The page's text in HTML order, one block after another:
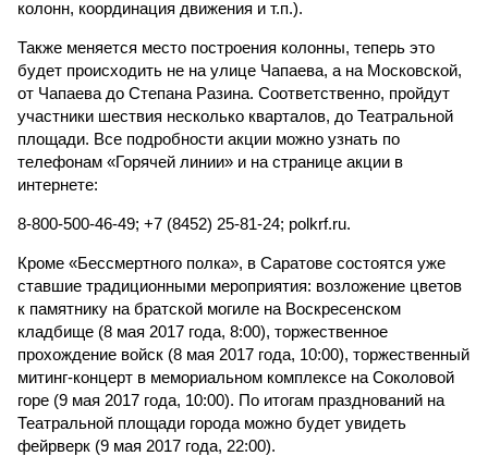
колонн, координация движения и т.п.).
Также меняется место построения колонны, теперь это
будет происходить не на улице Чапаева, а на Московской,
от Чапаева до Степана Разина. Соответственно, пройдут
участники шествия несколько кварталов, до Театральной
площади. Все подробности акции можно узнать по
телефонам «Горячей линии» и на странице акции в
интернете:
8-800-500-46-49; +7 (8452) 25-81-24; polkrf.ru.
Кроме «Бессмертного полка», в Саратове состоятся уже
ставшие традиционными мероприятия: возложение цветов
к памятнику на братской могиле на Воскресенском
кладбище (8 мая 2017 года, 8:00), торжественное
прохождение войск (8 мая 2017 года, 10:00), торжественный
митинг-концерт в мемориальном комплексе на Соколовой
горе (9 мая 2017 года, 10:00). По итогам празднований на
Театральной площади города можно будет увидеть
фейрверк (9 мая 2017 года, 22:00).